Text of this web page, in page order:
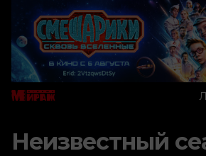
Неизвестный